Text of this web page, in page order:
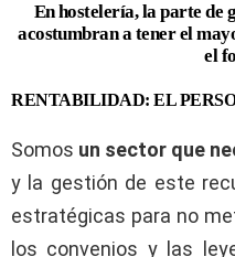
En hostelería, la parte de
acostumbran a tener el
el
RENTABILIDAD: EL
Somos un sector que
y la gestión de este
estratégicas para no
los convenios y las